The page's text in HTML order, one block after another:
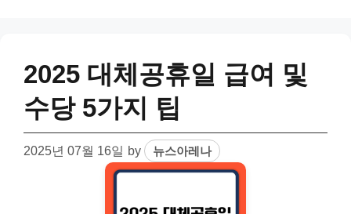
2025 대체공휴일 급여 및
수당 5가지 팁
2025년 07월 16일 by 뉴스아레나